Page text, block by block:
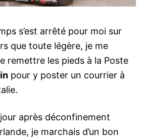
s’est arrêté pour moi sur
que toute légère, je me
remettre les pieds à la Poste
pour y poster un courrier à
après déconfinement
je marchais d’un bon